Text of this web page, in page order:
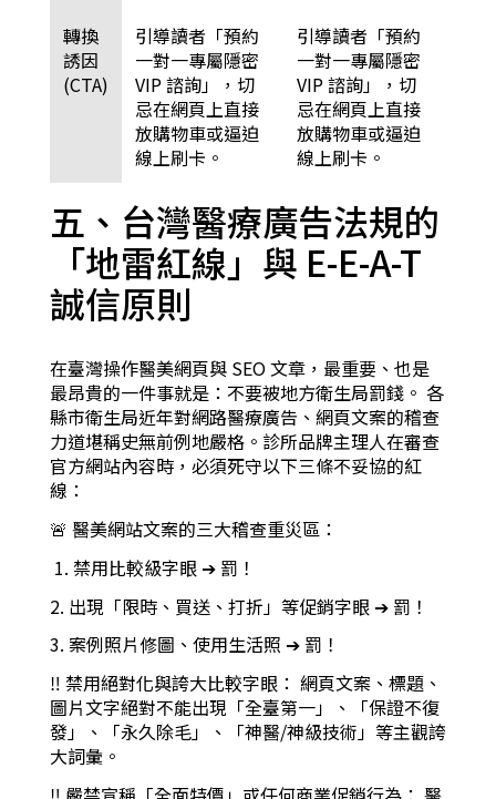
轉換
誘因
(CTA)
引導讀者「預約
一對一專屬隱密
VIP 諮詢」，切
忌在網頁上直接
放購物車或逼迫
線上刷卡。
引導讀者「預約
一對一專屬隱密
VIP 諮詢」，切
忌在網頁上直接
放購物車或逼迫
線上刷卡。
五、台灣醫療廣告法規的
「地雷紅線」與 E-E-A-T
誠信原則
在臺灣操作醫美網頁與 SEO 文章，最重要、也是
最昂貴的一件事就是：不要被地方衛生局罰錢。 各
縣市衛生局近年對網路醫療廣告、網頁文案的稽查
力道堪稱史無前例地嚴格。診所品牌主理人在審查
官方網站內容時，必須死守以下三條不妥協的紅
線：
🚨 醫美網站文案的三大稽查重災區：
1. 禁用比較級字眼 ➔ 罰！
2. 出現「限時、買送、打折」等促銷字眼 ➔ 罰！
3. 案例照片修圖、使用生活照 ➔ 罰！
‼︎ 禁用絕對化與誇大比較字眼： 網頁文案、標題、
圖片文字絕對不能出現「全臺第一」、「保證不復
發」、「永久除毛」、「神醫/神級技術」等主觀誇
大詞彙。